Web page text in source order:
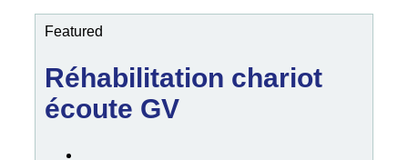
Featured
Réhabilitation chariot
écoute GV